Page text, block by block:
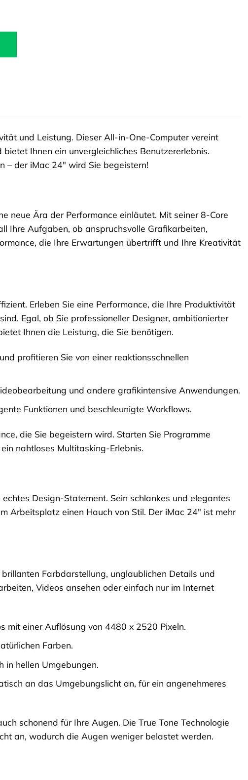
und Leistung. Dieser All-in-One-Computer vereint
Ihnen ein unvergleichliches Benutzererlebnis.
– der iMac 24″ wird Sie begeistern!
neue Ära der Performance einläutet. Mit seiner 8-Core
Ihre Aufgaben, ob anspruchsvolle Grafikarbeiten,
die Ihre Erwartungen übertrifft und Ihre Kreativität
Erleben Sie eine Performance, die Ihre Produktivität
Egal, ob Sie professioneller Designer, ambitionierter
Ihnen die Leistung, die Sie benötigen.
profitieren Sie von einer reaktionsschnellen
und andere grafikintensive Anwendungen.
Funktionen und beschleunigte Workflows.
die Sie begeistern wird. Starten Sie Programme
nahtloses Multitasking-Erlebnis.
Design-Statement. Sein schlankes und elegantes
Arbeitsplatz einen Hauch von Stil. Der iMac 24″ ist mehr
Farbdarstellung, unglaublichen Details und
Videos ansehen oder einfach nur im Internet
mit einer Auflösung von 4480 x 2520 Pixeln.
Farben.
in hellen Umgebungen.
an das Umgebungslicht an, für ein angenehmeres
schonend für Ihre Augen. Die True Tone Technologie
an, wodurch die Augen weniger belastet werden.